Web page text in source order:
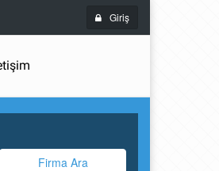
Giriş
Firma Ara